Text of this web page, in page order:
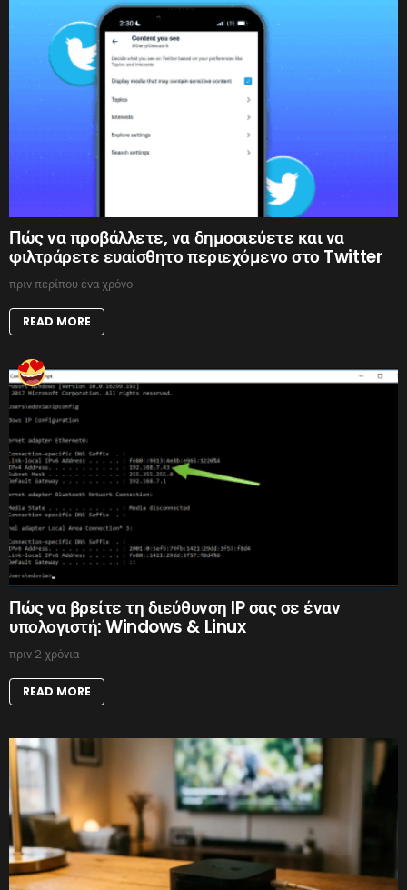
Πώς να προβάλλετε, να δημοσιεύετε και να
φιλτράρετε ευαίσθητο περιεχόμενο στο Twitter
πριν περίπου ένα χρόνο
READ MORE
Πώς να βρείτε τη διεύθυνση IP σας σε έναν
υπολογιστή: Windows & Linux
πριν 2 χρόνια
READ MORE